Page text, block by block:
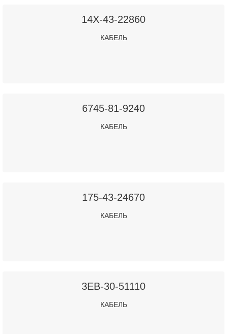
14X-43-22860
КАБЕЛЬ
6745-81-9240
КАБЕЛЬ
175-43-24670
КАБЕЛЬ
3EB-30-51110
КАБЕЛЬ